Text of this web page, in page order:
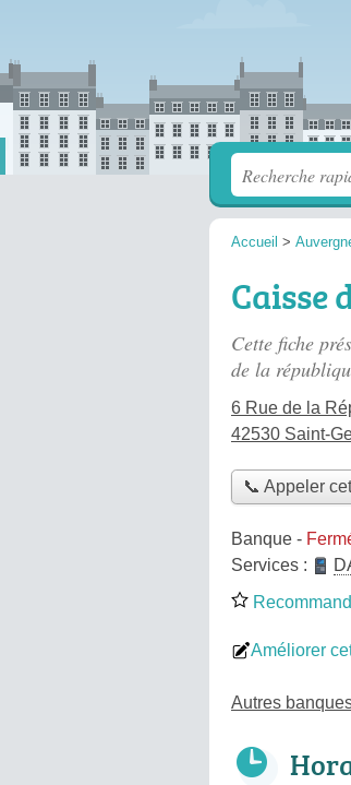
Accueil >
Caisse
Cette fiche
de la
6 Rue de la
42530 Saint-
📞 Appeler
Banque -
Services :
Améliorer
Autres